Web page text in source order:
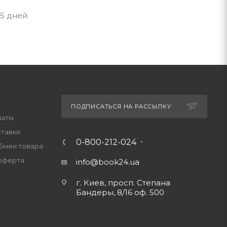
дней.
товара
ПОДПИСАТЬСЯ НА РАССЫЛКУ
0-800-212-024
info@book24.ua
г. Киев, просп. Степана
Бандеры, 8/16 оф. 500